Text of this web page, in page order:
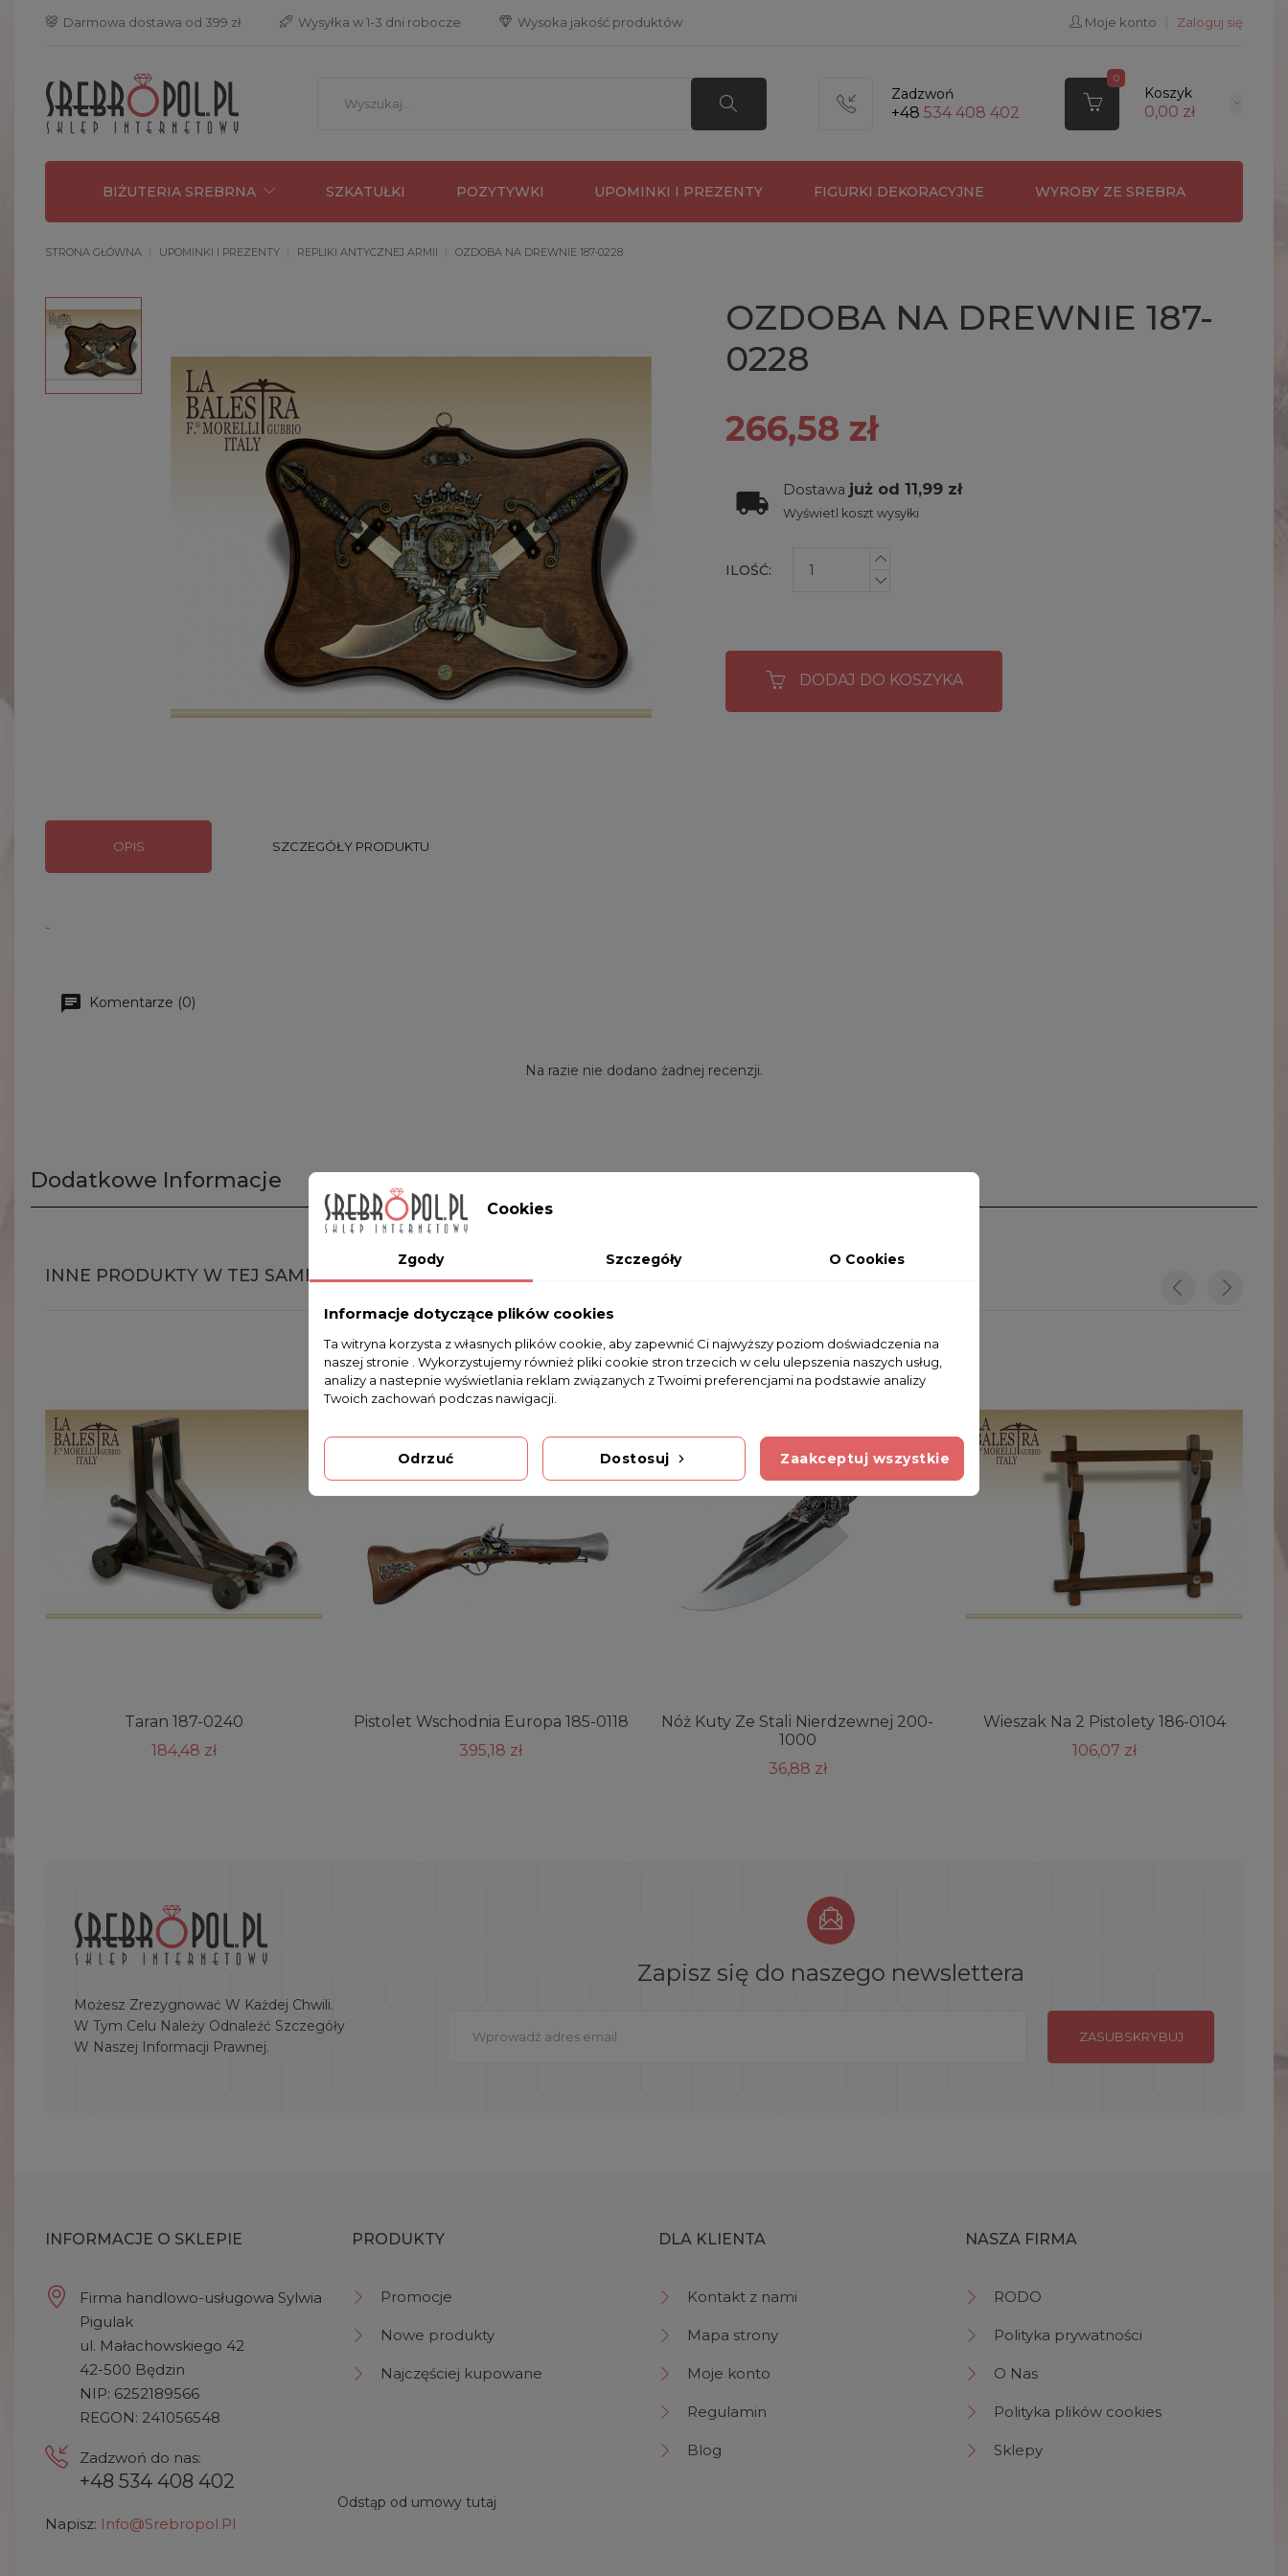
 Darmowa dostawa od 399 zł  Wysyłka w 1-3 dni robocze  Wysoka jakość produktów Moje konto Zaloguj się
Zadzwoń
+48 534 408 402
0
Koszyk
0,00 zł
BIŻUTERIA SREBRNA SZKATUŁKI POZYTYWKI UPOMINKI I PREZENTY FIGURKI DEKORACYJNE WYROBY ZE SREBRA
STRONA GŁÓWNA UPOMINKI I PREZENTY REPLIKI ANTYCZNEJ ARMII OZDOBA NA DREWNIE 187-0228
OZDOBA NA DREWNIE 187-
0228
266,58 zł
Dostawa już od 11,99 zł
Wyświetl koszt wysyłki
ILOŚĆ:
DODAJ DO KOSZYKA
OPIS SZCZEGÓŁY PRODUKTU
-
Komentarze (0)
Na razie nie dodano żadnej recenzji.
Dodatkowe Informacje
INNE PRODUKTY W TEJ SAMEJ KATEGORII
Taran 187-0240
184,48 zł
Pistolet Wschodnia Europa 185-0118
395,18 zł
Nóż Kuty Ze Stali Nierdzewnej 200-
1000
36,88 zł
Wieszak Na 2 Pistolety 186-0104
106,07 zł
Możesz Zrezygnować W Każdej Chwili.
W Tym Celu Należy Odnaleźć Szczegóły
W Naszej Informacji Prawnej.
Zapisz się do naszego newslettera
INFORMACJE O SKLEPIE
Firma handlowo-usługowa Sylwia
Pigulak
ul. Małachowskiego 42
42-500 Będzin
NIP: 6252189566
REGON: 241056548
Zadzwoń do nas:
+48 534 408 402
Napisz: Info@srebropol.pl
PRODUKTY
Promocje
Nowe produkty
Najczęściej kupowane
DLA KLIENTA
Kontakt z nami
Mapa strony
Moje konto
Regulamin
Blog
NASZA FIRMA
RODO
Polityka prywatności
O Nas
Polityka plików cookies
Sklepy
Cookies
Zgody Szczegóły O Cookies
Informacje dotyczące plików cookies
Ta witryna korzysta z własnych plików cookie, aby zapewnić Ci najwyższy poziom doświadczenia na
naszej stronie . Wykorzystujemy również pliki cookie stron trzecich w celu ulepszenia naszych usług,
analizy a nastepnie wyświetlania reklam związanych z Twoimi preferencjami na podstawie analizy
Twoich zachowań podczas nawigacji.
Odrzuć Dostosuj Zaakceptuj wszystkie
Odstąp od umowy tutaj